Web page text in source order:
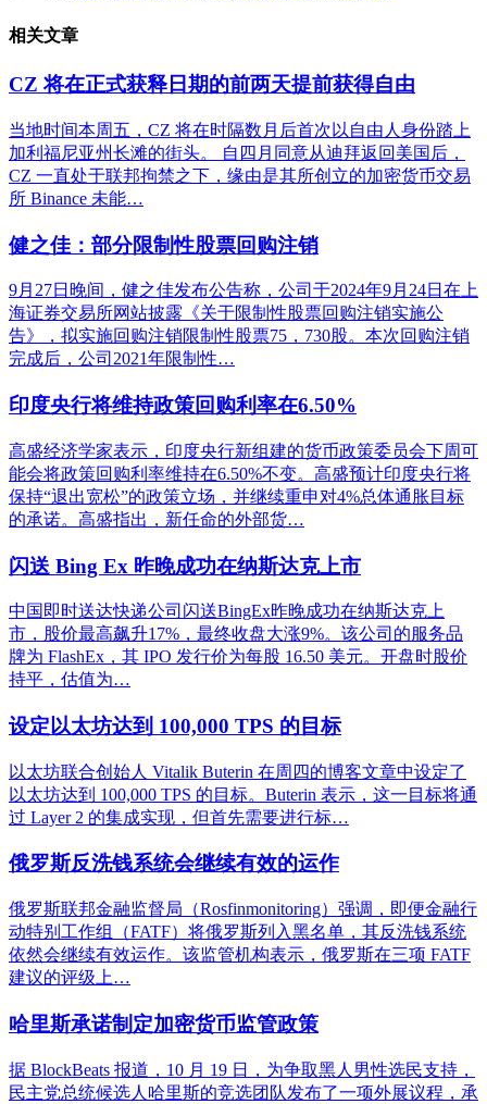
相关文章
CZ 将在正式获释日期的前两天提前获得自由
当地时间本周五，CZ 将在时隔数月后首次以自由人身份踏上
加利福尼亚州长滩的街头。 自四月同意从迪拜返回美国后，
CZ 一直处于联邦拘禁之下，缘由是其所创立的加密货币交易
所 Binance 未能…
健之佳：部分限制性股票回购注销
9月27日晚间，健之佳发布公告称，公司于2024年9月24日在上
海证券交易所网站披露《关于限制性股票回购注销实施公
告》，拟实施回购注销限制性股票75，730股。本次回购注销
完成后，公司2021年限制性…
印度央行将维持政策回购利率在6.50%
高盛经济学家表示，印度央行新组建的货币政策委员会下周可
能会将政策回购利率维持在6.50%不变。高盛预计印度央行将
保持“退出宽松”的政策立场，并继续重申对4%总体通胀目标
的承诺。高盛指出，新任命的外部货…
闪送 Bing Ex 昨晚成功在纳斯达克上市
中国即时送达快递公司闪送BingEx昨晚成功在纳斯达克上
市，股价最高飙升17%，最终收盘大涨9%。该公司的服务品
牌为 FlashEx，其 IPO 发行价为每股 16.50 美元。开盘时股价
持平，估值为…
设定以太坊达到 100,000 TPS 的目标
以太坊联合创始人 Vitalik Buterin 在周四的博客文章中设定了
以太坊达到 100,000 TPS 的目标。Buterin 表示，这一目标将通
过 Layer 2 的集成实现，但首先需要进行标…
俄罗斯反洗钱系统会继续有效的运作
俄罗斯联邦金融监督局（Rosfinmonitoring）强调，即便金融行
动特别工作组（FATF）将俄罗斯列入黑名单，其反洗钱系统
依然会继续有效运作。该监管机构表示，俄罗斯在三项 FATF
建议的评级上…
哈里斯承诺制定加密货币监管政策
据 BlockBeats 报道，10 月 19 日，为争取黑人男性选民支持，
民主党总统候选人哈里斯的竞选团队发布了一项外展议程，承